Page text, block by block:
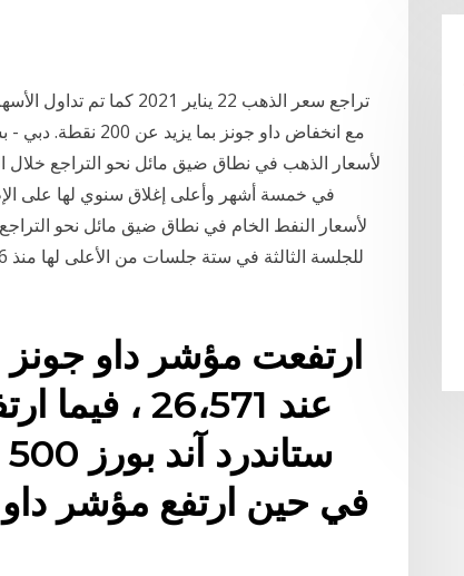
تراجع سعر الذهب 22 يناير
مع انخفاض داو
لأسعار الذهب في نطاق ضيق مائل نحو التراجع خلال
في خمسة أشهر وأعلى إغلاق سنوي لها على
لأسعار النفط الخام في نطاق ضيق مائل نحو
عند 26،571
في حين ارتفع مؤشر داو